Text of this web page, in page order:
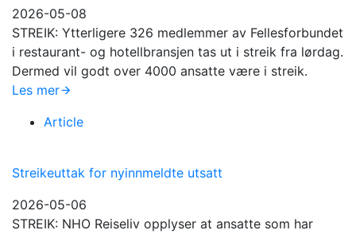
2026-05-08
STREIK: Ytterligere 326 medlemmer av Fellesforbundet
i restaurant- og hotellbransjen tas ut i streik fra lørdag.
Dermed vil godt over 4000 ansatte være i streik.
Les mer
Article
Streikeuttak for nyinnmeldte utsatt
2026-05-06
STREIK: NHO Reiseliv opplyser at ansatte som har